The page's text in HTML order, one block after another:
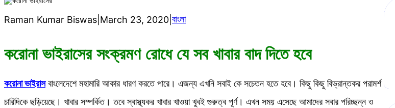
Raman Kumar Biswas March 23, 2020 বাংলা
করোনা ভাইরাসের সংক্রমণ রোধে যে সব খাবার বাদ দিতে হবে
করোনা ভাইরাসবাংলেদেশে মহামারি আকার ধারণ করতে পারে। এজন্য এখনি সবাই কে সচেতন হতে হবে। কিছু কিছু বিভ্রান্তকর পরামর্শ
চারিদিকে ছড়িয়েছে। খাবার সম্পর্কিত। তবে স্বাস্থ্যকর খাবার খাওয়া খুবই গুরুত্ব পূর্ণ। এখন সময় এসেছে আমাদের সবার পরিচ্ছন্ন ও